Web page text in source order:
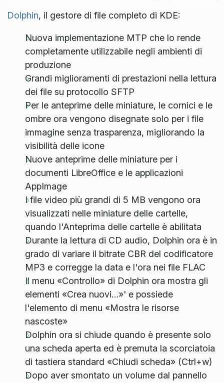
Dolphin, il gestore di file completo di KDE:
Nuova implementazione MTP che lo rende
completamente utilizzabile negli ambienti di
produzione
Grandi miglioramenti di prestazioni nella lettura
dei file su protocollo SFTP
Per le anteprime delle miniature, le cornici e le
ombre ora vengono disegnate solo per i file
immagine senza trasparenza, migliorando la
visibilità delle icone
Nuove anteprime delle miniature per i
documenti LibreOffice e le applicazioni
AppImage
I file video più grandi di 5 MB vengono ora
visualizzati nelle miniature delle cartelle,
quando l'Anteprima delle cartelle è abilitata
Durante la lettura di CD audio, Dolphin ora è in
grado di variare il bitrate CBR del codificatore
MP3 e corregge la data e l'ora nei file FLAC
Il menu «Controllo» di Dolphin ora mostra gli
elementi «Crea nuovi…»' e possiede
l'elemento di menu «Mostra le risorse
nascoste»
Dolphin ora si chiude quando è presente solo
una scheda aperta ed è premuta la scorciatoia
di tastiera standard «Chiudi scheda» (Ctrl+w)
Dopo aver smontato un volume dal pannello